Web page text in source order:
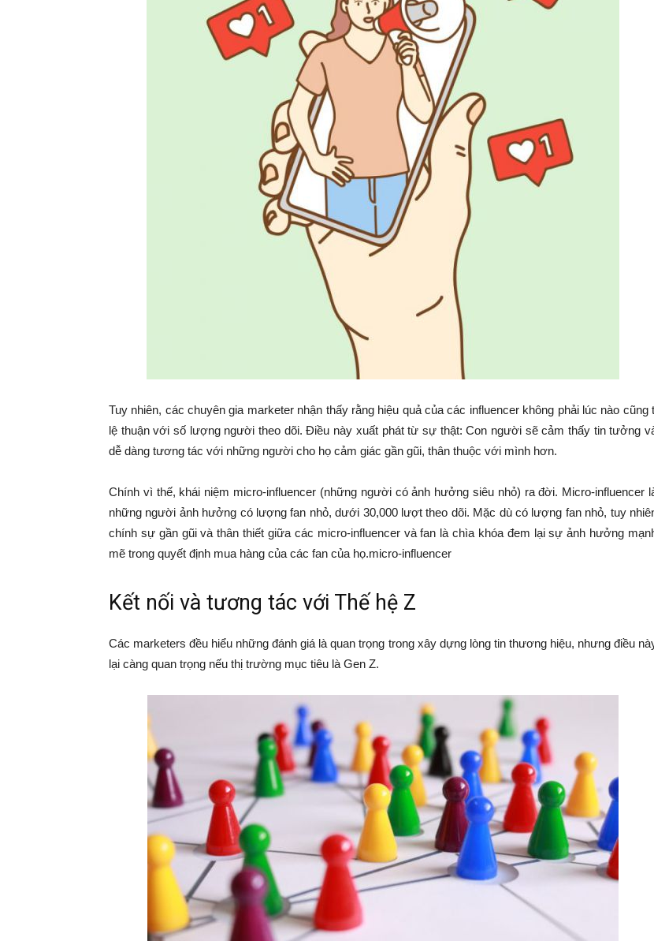
Tuy nhiên, các chuyên gia marketer nhận thấy rằng hiệu quả của các influencer không phải lúc nào cũng
lệ thuận với số lượng người theo dõi. Điều này xuất phát từ sự thật: Con người sẽ cảm thấy tin tưởng
dễ dàng tương tác với những người cho họ cảm giác gần gũi, thân thuộc với mình hơn.
Chính vì thế, khái niệm micro-influencer (những người có ảnh hưởng siêu nhỏ) ra đời. Micro-influencer
những người ảnh hưởng có lượng fan nhỏ, dưới 30,000 lượt theo dõi. Mặc dù có lượng fan nhỏ, tuy
chính sự gần gũi và thân thiết giữa các micro-influencer và fan là chìa khóa đem lại sự ảnh hưởng
mẽ trong quyết định mua hàng của các fan của họ.micro-influencer
Kết nối và tương tác với Thế hệ Z
Các marketers đều hiểu những đánh giá là quan trọng trong xây dựng lòng tin thương hiệu, nhưng điều
lại càng quan trọng nếu thị trường mục tiêu là Gen Z.